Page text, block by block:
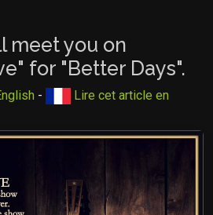
meet you on
for "Better Days".
-
Lire cet article en